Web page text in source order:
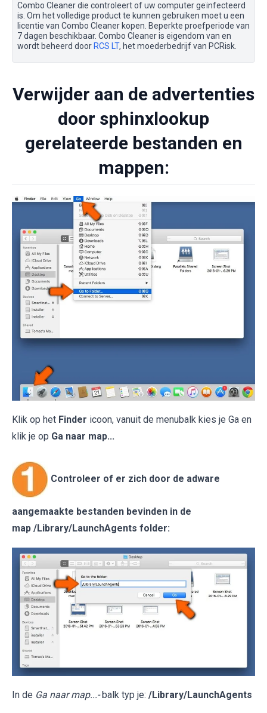
Combo Cleaner die controleert of uw computer geïnfecteerd
is. Om het volledige product te kunnen gebruiken moet u een
licentie van Combo Cleaner kopen. Beperkte proefperiode van
7 dagen beschikbaar. Combo Cleaner is eigendom van en
wordt beheerd door RCS LT, het moederbedrijf van PCRisk.
Verwijder aan de advertenties
door sphinxlookup
gerelateerde bestanden en
mappen:
Klik op het Finder icoon, vanuit de menubalk kies je Ga en
klik je op Ga naar map...
Controleer of er zich door de adware
aangemaakte bestanden bevinden in de
map /Library/LaunchAgents folder:
In de Ga naar map...- balk typ je: /Library/LaunchAgents